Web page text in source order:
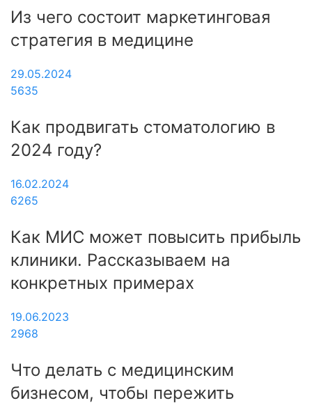
Из чего состоит маркетинговая
стратегия в медицине
29.05.2024
5635
Как продвигать стоматологию в
2024 году?
16.02.2024
6265
Как МИС может повысить прибыль
клиники. Рассказываем на
конкретных примерах
19.06.2023
2968
Что делать с медицинским
бизнесом, чтобы пережить